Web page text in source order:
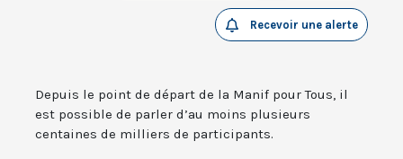
Recevoir une alerte
Depuis le point de départ de la Manif pour Tous, il
est possible de parler d’au moins plusieurs
centaines de milliers de participants.